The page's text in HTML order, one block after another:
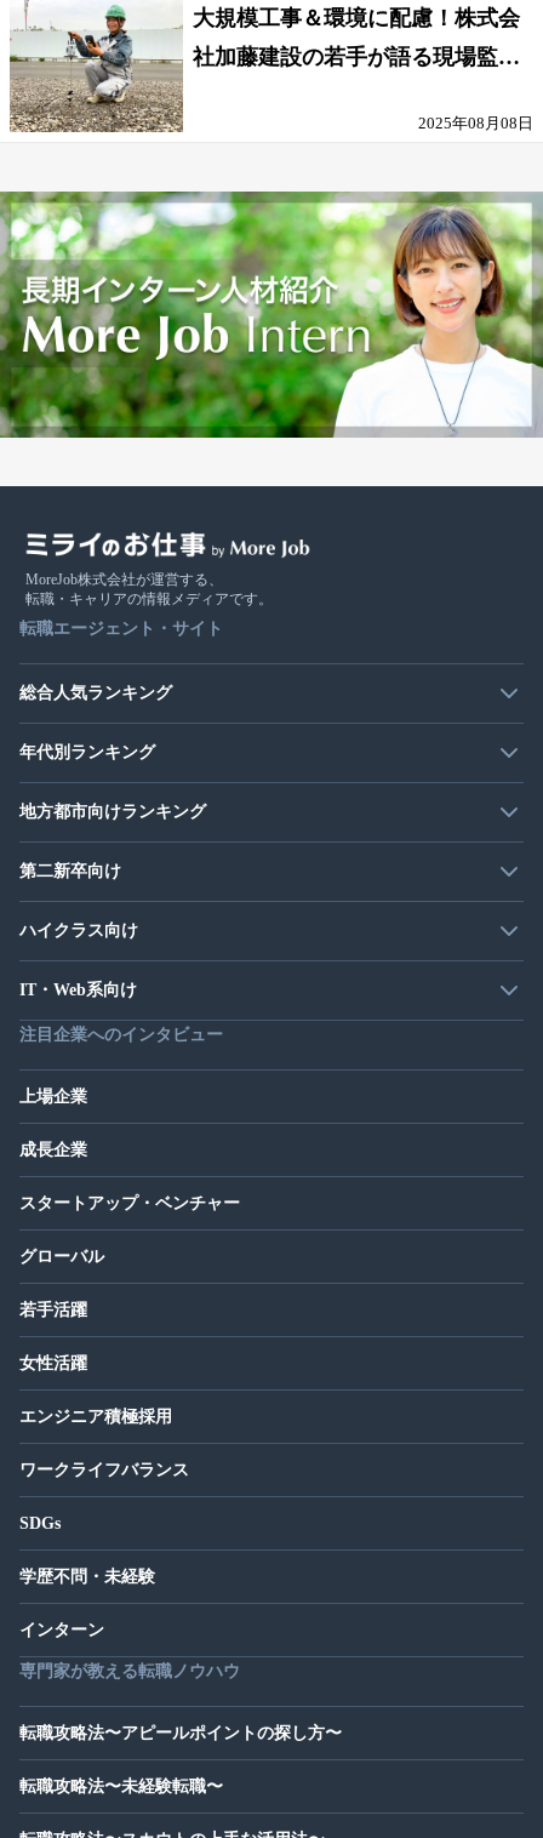
大規模工事＆環境に配慮！株式会
社加藤建設の若手が語る現場監督
2025年08月08日
MoreJob株式会社が運営する、
転職・キャリアの情報メディアです。
転職エージェント・サイト
総合人気ランキング
年代別ランキング
地方都市向けランキング
第二新卒向け
ハイクラス向け
IT・Web系向け
注目企業へのインタビュー
上場企業
成長企業
スタートアップ・ベンチャー
グローバル
若手活躍
女性活躍
エンジニア積極採用
ワークライフバランス
SDGs
学歴不問・未経験
インターン
専門家が教える転職ノウハウ
転職攻略法〜アピールポイントの探し方〜
転職攻略法〜未経験転職〜